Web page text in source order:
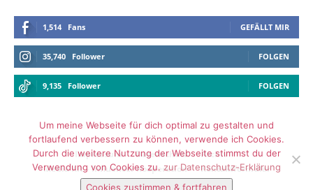
1,514 Fans GEFÄLLT MIR
35,740 Follower FOLGEN
9,135 Follower FOLGEN
Impressum Datenschutz
Archiv
Media Kit – Influencer Kooperation
Kontaktformular
Um meine Webseite für dich optimal zu gestalten und
fortlaufend verbessern zu können, verwende ich Cookies.
Durch die weitere Nutzung der Webseite stimmst du der
Verwendung von Cookies zu. zur Datenschutz-Erklärung
Cookies zustimmen & fortfahren